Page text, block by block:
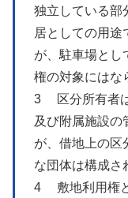
独立している部
居としての用途
が、駐車場とし
権の対象にはな
3 区分所有者
及び附属施設の
が、借地上の区
な団体は構成さ
4 敷地利用権